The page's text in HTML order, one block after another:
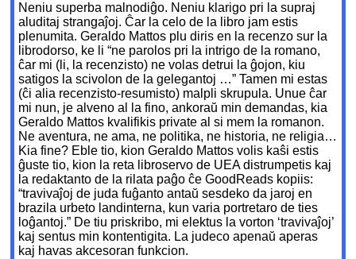
Neniu superba malnodiĝo. Neniu klarigo pri la supraj
aluditaj strangaĵoj. Ĉar la celo de la libro jam estis
plenumita. Geraldo Mattos plu diris en la recenzo sur la
librodorso, ke li “ne parolos pri la intrigo de la romano,
ĉar mi (li, la recenzisto) ne volas detrui la ĝojon, kiu
satigos la scivolon de la gelegantoj …” Tamen mi estas
(ĉi alia recenzisto-resumisto) malpli skrupula. Unue ĉar
mi nun, je alveno al la fino, ankoraŭ min demandas, kia
Geraldo Mattos kvalifikis private al si mem la romanon.
Ne aventura, ne ama, ne politika, ne historia, ne religia…
Kia fine? Eble tio, kion Geraldo Mattos volis kaŝi estis
ĝuste tio, kion la reta libroservo de UEA distrumpetis kaj
la redaktanto de la rilata paĝo ĉe GoodReads kopiis:
“travivaĵoj de juda fuĝanto antaŭ sesdeko da jaroj en
brazila urbeto landinterna, kun varia portretaro de ties
loĝantoj.” De tiu priskribo, mi elektus la vorton ‘travivaĵoj’
kaj sentus min kontentigita. La judeco apenaŭ aperas
kaj havas akcesoran funkcion.